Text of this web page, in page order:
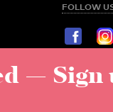
FOLLOW
STAY TUNED
— Sign